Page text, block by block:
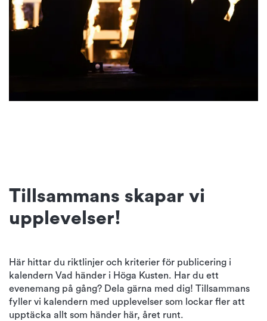
Tillsammans skapar vi
upplevelser!
Här hittar du riktlinjer och kriterier för publicering i
kalendern Vad händer i Höga Kusten. Har du ett
evenemang på gång? Dela gärna med dig! Tillsammans
fyller vi kalendern med upplevelser som lockar fler att
upptäcka allt som händer här, året runt.